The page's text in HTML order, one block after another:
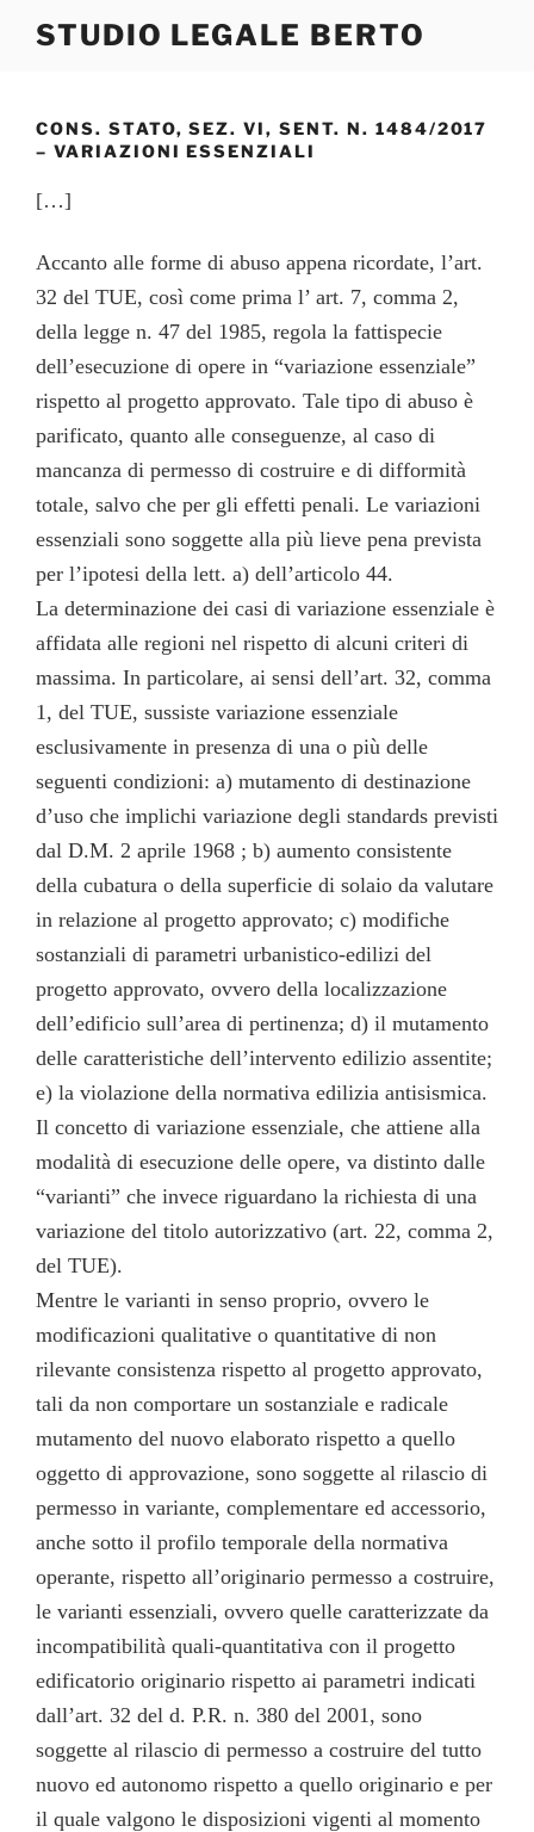
STUDIO LEGALE BERTO
CONS. STATO, SEZ. VI, SENT. N. 1484/2017
– VARIAZIONI ESSENZIALI
[…]
Accanto alle forme di abuso appena ricordate, l’art.
32 del TUE, così come prima l’ art. 7, comma 2,
della legge n. 47 del 1985, regola la fattispecie
dell’esecuzione di opere in “variazione essenziale”
rispetto al progetto approvato. Tale tipo di abuso è
parificato, quanto alle conseguenze, al caso di
mancanza di permesso di costruire e di difformità
totale, salvo che per gli effetti penali. Le variazioni
essenziali sono soggette alla più lieve pena prevista
per l’ipotesi della lett. a) dell’articolo 44.
La determinazione dei casi di variazione essenziale è
affidata alle regioni nel rispetto di alcuni criteri di
massima. In particolare, ai sensi dell’art. 32, comma
1, del TUE, sussiste variazione essenziale
esclusivamente in presenza di una o più delle
seguenti condizioni: a) mutamento di destinazione
d’uso che implichi variazione degli standards previsti
dal D.M. 2 aprile 1968 ; b) aumento consistente
della cubatura o della superficie di solaio da valutare
in relazione al progetto approvato; c) modifiche
sostanziali di parametri urbanistico-edilizi del
progetto approvato, ovvero della localizzazione
dell’edificio sull’area di pertinenza; d) il mutamento
delle caratteristiche dell’intervento edilizio assentite;
e) la violazione della normativa edilizia antisismica.
Il concetto di variazione essenziale, che attiene alla
modalità di esecuzione delle opere, va distinto dalle
“varianti” che invece riguardano la richiesta di una
variazione del titolo autorizzativo (art. 22, comma 2,
del TUE).
Mentre le varianti in senso proprio, ovvero le
modificazioni qualitative o quantitative di non
rilevante consistenza rispetto al progetto approvato,
tali da non comportare un sostanziale e radicale
mutamento del nuovo elaborato rispetto a quello
oggetto di approvazione, sono soggette al rilascio di
permesso in variante, complementare ed accessorio,
anche sotto il profilo temporale della normativa
operante, rispetto all’originario permesso a costruire,
le varianti essenziali, ovvero quelle caratterizzate da
incompatibilità quali-quantitativa con il progetto
edificatorio originario rispetto ai parametri indicati
dall’art. 32 del d. P.R. n. 380 del 2001, sono
soggette al rilascio di permesso a costruire del tutto
nuovo ed autonomo rispetto a quello originario e per
il quale valgono le disposizioni vigenti al momento